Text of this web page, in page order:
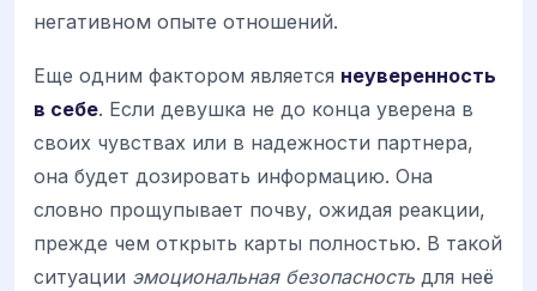
негативном опыте отношений.
Еще одним фактором является неуверенность
в себе. Если девушка не до конца уверена в
своих чувствах или в надежности партнера,
она будет дозировать информацию. Она
словно прощупывает почву, ожидая реакции,
прежде чем открыть карты полностью. В такой
ситуации эмоциональная безопасность для неё